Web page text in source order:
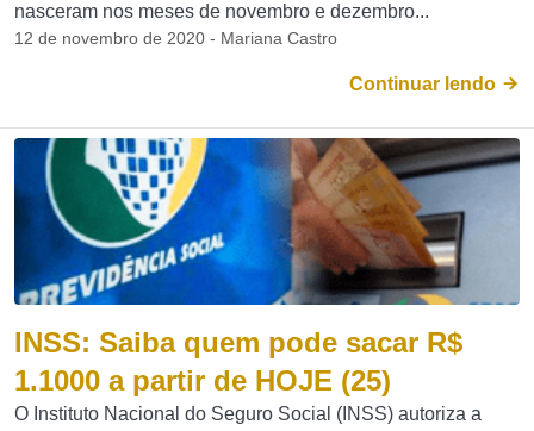
nasceram nos meses de novembro e dezembro...
12 de novembro de 2020 - Mariana Castro
Continuar lendo
INSS: Saiba quem pode sacar R$
1.1000 a partir de HOJE (25)
O Instituto Nacional do Seguro Social (INSS) autoriza a